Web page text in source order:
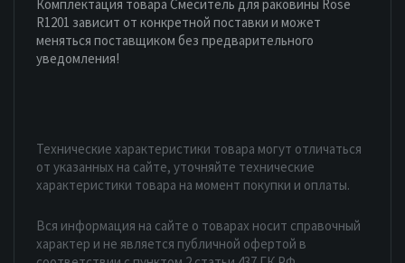
Комплектация товара Смеситель для раковины Rose
R1201 зависит от конкретной поставки и может
меняться поставщиком без предварительного
уведомления!
Технические характеристики товара могут отличаться
от указанных на сайте, уточняйте технические
характеристики товара на момент покупки и оплаты.
Вся информация на сайте о товарах носит справочный
характер и не является публичной офертой в